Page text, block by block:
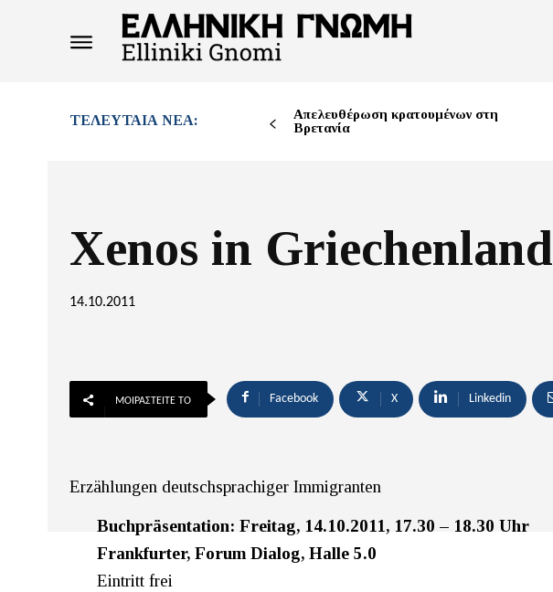
ΤΕΛΕΥΤΑΊΑ ΝΈΑ:
Απελευθέρωση κρατουμένων στη
Βρετανία
Xenos in Griechenland
14.10.2011
ΜΟΙΡΑΣΤΕΊΤΕ ΤΟ Facebook X Linkedin
Erzählungen deutschsprachiger Immigranten
Buchpräsentation: Freitag, 14.10.2011, 17.30 – 18.30 Uhr
Frankfurter, Forum Dialog, Halle 5.0
Eintritt frei